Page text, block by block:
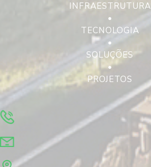
INFRAESTRUTURA
•
TECNOLOGIA
•
SOLUÇÕES
•
PROJETOS
atendimento@garciatp.com.br